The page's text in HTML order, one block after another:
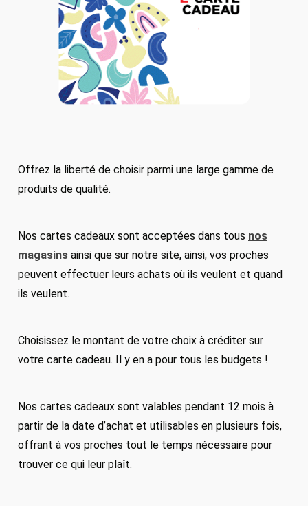
Offrez la liberté de choisir parmi une large gamme de
produits de qualité.
Nos cartes cadeaux sont acceptées dans tous nos
magasins ainsi que sur notre site, ainsi, vos proches
peuvent effectuer leurs achats où ils veulent et quand
ils veulent.
Choisissez le montant de votre choix à créditer sur
votre carte cadeau. Il y en a pour tous les budgets !
Nos cartes cadeaux sont valables pendant 12 mois à
partir de la date d’achat et utilisables en plusieurs fois,
offrant à vos proches tout le temps nécessaire pour
trouver ce qui leur plaît.